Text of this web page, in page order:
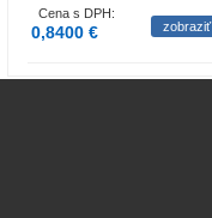
Cena s DPH:
0,8400 € zobraziť